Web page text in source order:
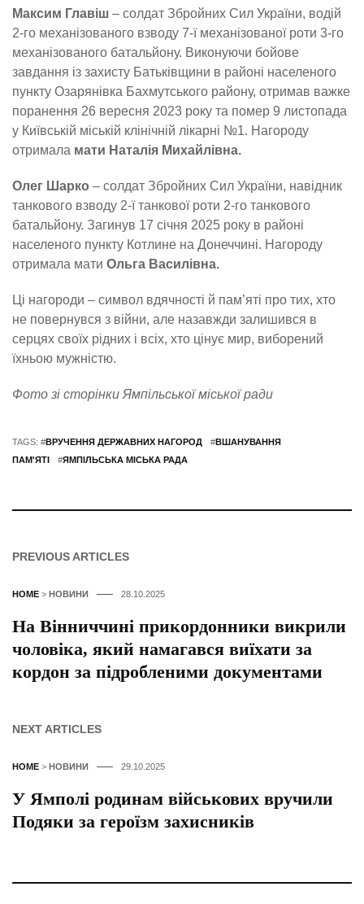
Максим Главіш – солдат Збройних Сил України, водій
2-го механізованого взводу 7-ї механізованої роти 3-го
механізованого батальйону. Виконуючи бойове
завдання із захисту Батьківщини в районі населеного
пункту Озарянівка Бахмутського району, отримав важке
поранення 26 вересня 2023 року та помер 9 листопада
у Київській міській клінічній лікарні №1. Нагороду
отримала мати Наталія Михайлівна.
Олег Шарко – солдат Збройних Сил України, навідник
танкового взводу 2-ї танкової роти 2-го танкового
батальйону. Загинув 17 січня 2025 року в районі
населеного пункту Котлине на Донеччині. Нагороду
отримала мати Ольга Василівна.
Ці нагороди – символ вдячності й пам’яті про тих, хто
не повернувся з війни, але назавжди залишився в
серцях своїх рідних і всіх, хто цінує мир, виборений
їхньою мужністю.
Фото зі сторінки Ямпільської міської ради
TAGS: #ВРУЧЕННЯ ДЕРЖАВНИХ НАГОРОД #ВШАНУВАННЯ
ПАМ'ЯТІ
#ЯМПІЛЬСЬКА МІСЬКА РАДА
PREVIOUS ARTICLES
HOME > НОВИНИ 28.10.2025
На Вінниччині прикордонники викрили
чоловіка, який намагався виїхати за
кордон за підробленими документами
NEXT ARTICLES
HOME > НОВИНИ 29.10.2025
У Ямполі родинам військових вручили
Подяки за героїзм захисників